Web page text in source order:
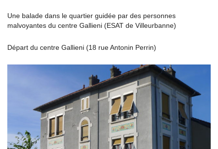
Une balade dans le quartier guidée par des personnes
malvoyantes du centre Gallieni (ESAT de Villeurbanne)
Départ du centre Gallieni (18 rue Antonin Perrin)